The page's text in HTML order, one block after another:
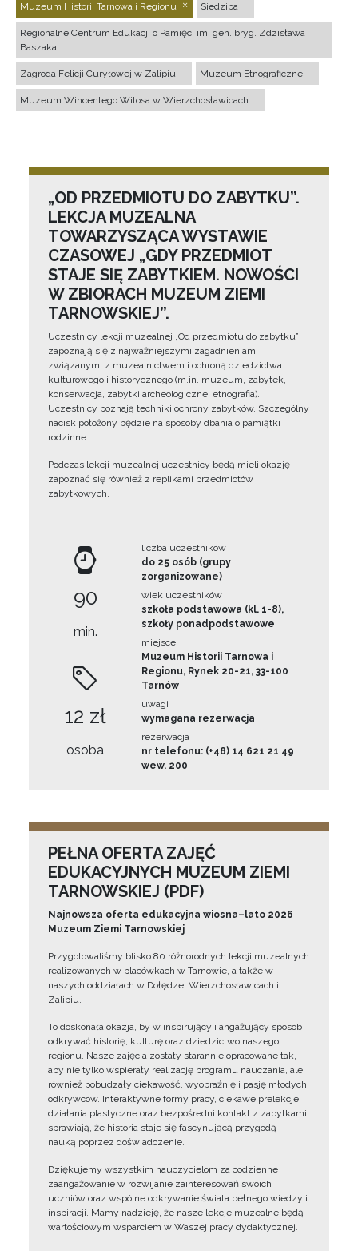
Muzeum Historii Tarnowa i Regionu Siedziba
Regionalne Centrum Edukacji o Pamięci im. gen. bryg. Zdzisława
Baszaka
Zagroda Felicji Curyłowej w Zalipiu Muzeum Etnograficzne
Muzeum Wincentego Witosa w Wierzchosławicach
„OD PRZEDMIOTU DO ZABYTKU”.
LEKCJA MUZEALNA
TOWARZYSZĄCA WYSTAWIE
CZASOWEJ „GDY PRZEDMIOT
STAJE SIĘ ZABYTKIEM. NOWOŚCI
W ZBIORACH MUZEUM ZIEMI
TARNOWSKIEJ”.
Uczestnicy lekcji muzealnej „Od przedmiotu do zabytku”
zapoznają się z najważniejszymi zagadnieniami
związanymi z muzealnictwem i ochroną dziedzictwa
kulturowego i historycznego (m.in. muzeum, zabytek,
konserwacja, zabytki archeologiczne, etnografia).
Uczestnicy poznają techniki ochrony zabytków. Szczególny
nacisk położony będzie na sposoby dbania o pamiątki
rodzinne.
Podczas lekcji muzealnej uczestnicy będą mieli okazję
zapoznać się również z replikami przedmiotów
zabytkowych.
90
min.
12 zł
osoba
liczba uczestników
do 25 osób (grupy
zorganizowane)
wiek uczestników
szkoła podstawowa (kl. 1-8),
szkoły ponadpodstawowe
miejsce
Muzeum Historii Tarnowa i
Regionu, Rynek 20-21, 33-100
Tarnów
uwagi
wymagana rezerwacja
rezerwacja
nr telefonu: (+48) 14 621 21 49
wew. 200
PEŁNA OFERTA ZAJĘĆ
EDUKACYJNYCH MUZEUM ZIEMI
TARNOWSKIEJ (PDF)
Najnowsza oferta edukacyjna wiosna–lato 2026
Muzeum Ziemi Tarnowskiej
Przygotowaliśmy blisko 80 różnorodnych lekcji muzealnych
realizowanych w placówkach w Tarnowie, a także w
naszych oddziałach w Dołędze, Wierzchosławicach i
Zalipiu.
To doskonała okazja, by w inspirujący i angażujący sposób
odkrywać historię, kulturę oraz dziedzictwo naszego
regionu. Nasze zajęcia zostały starannie opracowane tak,
aby nie tylko wspierały realizację programu nauczania, ale
również pobudzały ciekawość, wyobraźnię i pasję młodych
odkrywców. Interaktywne formy pracy, ciekawe prelekcje,
działania plastyczne oraz bezpośredni kontakt z zabytkami
sprawiają, że historia staje się fascynującą przygodą i
nauką poprzez doświadczenie.
Dziękujemy wszystkim nauczycielom za codzienne
zaangażowanie w rozwijanie zainteresowań swoich
uczniów oraz wspólne odkrywanie świata pełnego wiedzy i
inspiracji. Mamy nadzieję, że nasze lekcje muzealne będą
wartościowym wsparciem w Waszej pracy dydaktycznej.